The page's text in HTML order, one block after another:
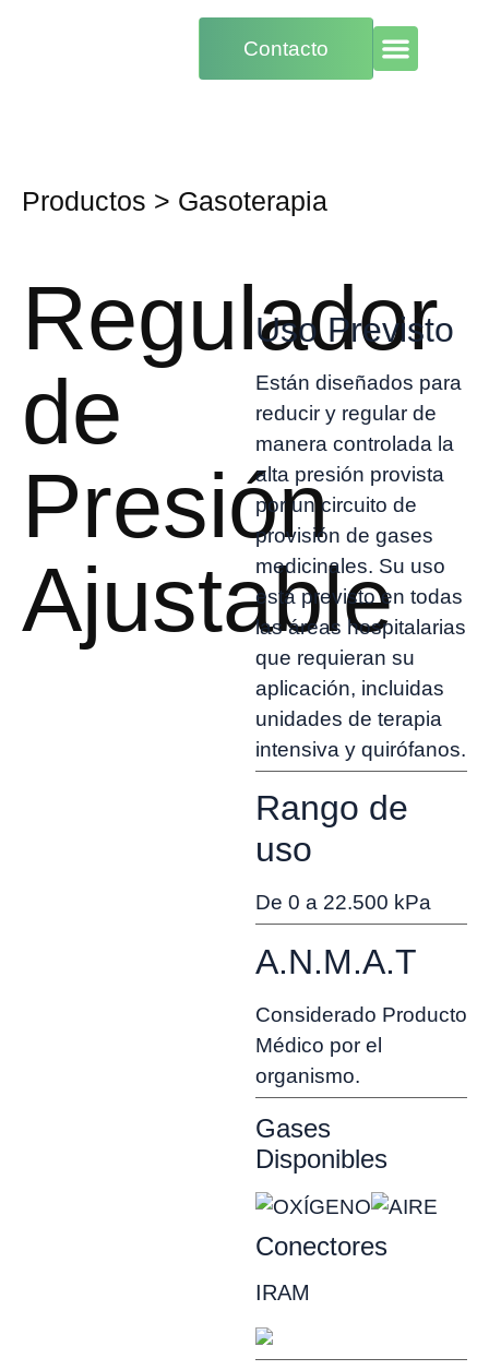
Contacto
Productos > Gasoterapia
Regulador
de
Presión
Ajustable
Uso Previsto
Están diseñados para
reducir y regular de
manera controlada la
alta presión provista
por un circuito de
provisión de gases
medicinales. Su uso
está previsto en todas
las áreas hospitalarias
que requieran su
aplicación, incluidas
unidades de terapia
intensiva y quirófanos.
Rango de
uso
De 0 a 22.500 kPa
A.N.M.A.T
Considerado Producto
Médico por el
organismo.
Gases
Disponibles
Conectores
IRAM